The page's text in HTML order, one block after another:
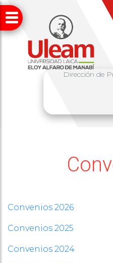
Dirección de
Convenios 2026
Convenios 2025
Convenios 2024